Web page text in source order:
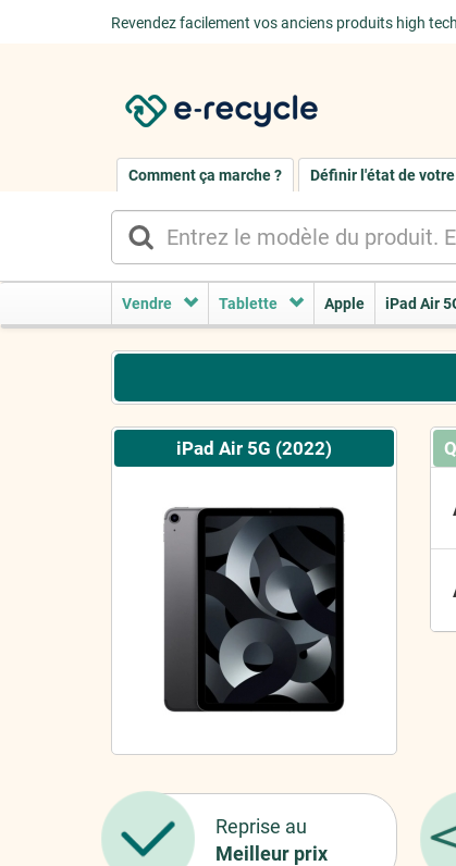
Revendez facilement vos anciens produits high
Comment ça marche ? Définir l'état de
Vendre Tablette Apple iPad Air
iPad Air 5G (2022)
Reprise au
Meilleur prix